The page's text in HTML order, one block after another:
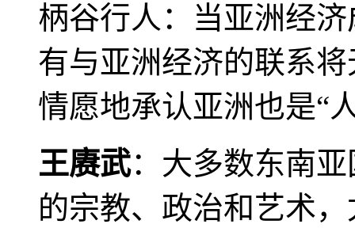
柄谷行人：当亚洲经
有与亚洲经济的联系
情愿地承认亚洲也是“
王赓武：大多数东南
的宗教、政治和艺术